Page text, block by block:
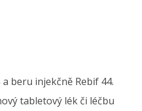
beru injekčně Rebif 44.
tabletový lék či léčbu